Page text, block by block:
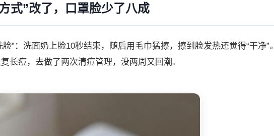
式”改了，口罩脸少了八成
”：洗面奶上脸10秒结束，随后用毛巾猛擦，擦到脸发热还觉得“干净”。
长痘，去做了两次清痘管理，没两周又回潮。